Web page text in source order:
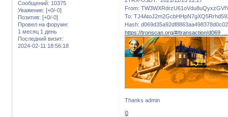
Сообщений: 10375
Уважение: [+0/-0]
Позитив: [+0/-0]
Провел на форуме:
1 месяц 1 день
Последний визит:
2024-02-11 18:56:18
From:
To:
Hash:
https://tronscan.org/#/transaction/d069 …
Thanks admin
0